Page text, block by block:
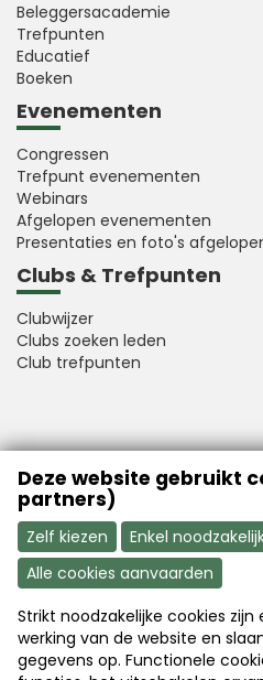
Beleggersacademie
Trefpunten
Educatief
Boeken
Evenementen
Congressen
Trefpunt evenementen
Webinars
Afgelopen evenementen
Presentaties en foto's
Clubs & Trefpunten
Clubwijzer
Clubs zoeken leden
Club trefpunten
VFB is a member
Aanmelden
Deze website gebruikt
partners)
Zelf kiezen
Enkel
Alle cookies aanvaarden
Strikt noodzakelijke cookies
werking van de website en
gegevens op. Functionele